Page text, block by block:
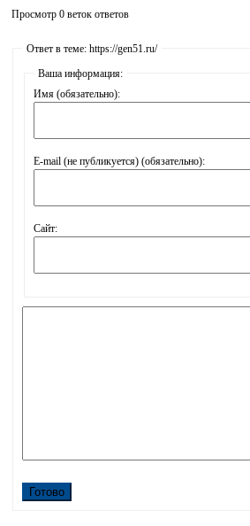
Просмотр 0 веток ответов
Ответ в теме: https://gen51.ru/
Ваша информация:
Имя (обязательно):
E-mail (не публикуется) (обязательно):
Сайт:
Готово